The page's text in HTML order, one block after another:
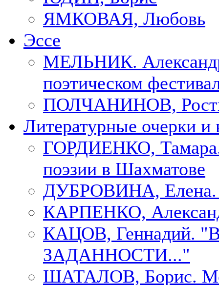
ЯМКОВАЯ, Любовь
Эссе
МЕЛЬНИК.
поэтическом
ПОЛЧАНИНОВ,
Литературные очерки и
ГОРДИЕНКО, Тамара.
поэзии в Шахматове
ДУБРОВИНА,
КАРПЕНКО,
КАЦОВ, Геннадий.
ЗАДАННОСТИ..."
ШАТАЛОВ, Борис.